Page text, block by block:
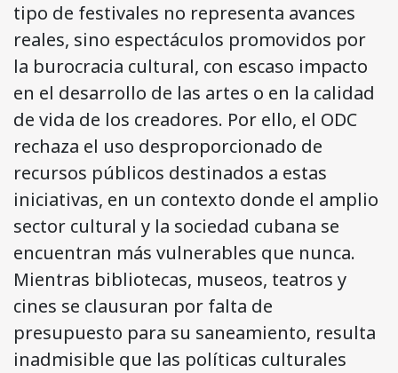
tipo de festivales no representa avances
reales, sino espectáculos promovidos por
la burocracia cultural, con escaso impacto
en el desarrollo de las artes o en la calidad
de vida de los creadores. Por ello, el ODC
rechaza el uso desproporcionado de
recursos públicos destinados a estas
iniciativas, en un contexto donde el amplio
sector cultural y la sociedad cubana se
encuentran más vulnerables que nunca.
Mientras bibliotecas, museos, teatros y
cines se clausuran por falta de
presupuesto para su saneamiento, resulta
inadmisible que las políticas culturales